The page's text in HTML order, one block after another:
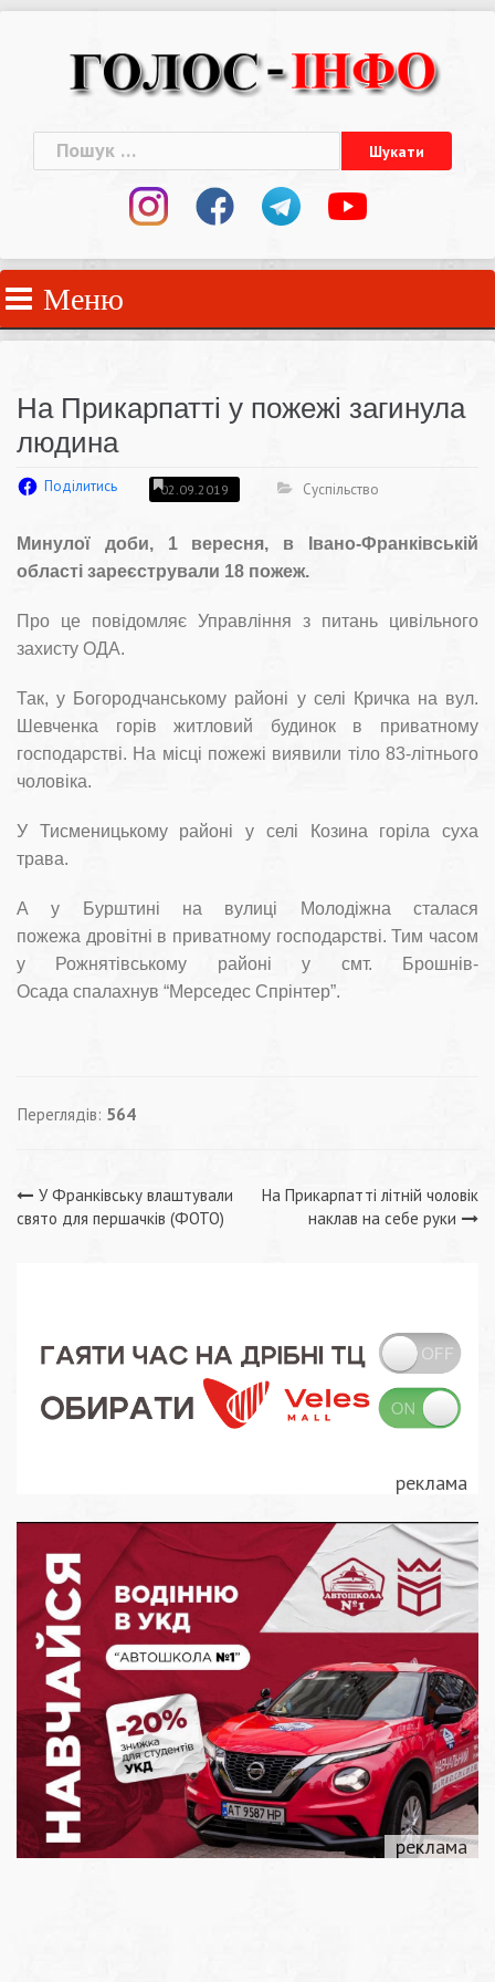
Пошук:
Меню
На Прикарпатті у пожежі загинула
людина
Поділитись 02.09.2019 Суспільство
Минулої доби, 1 вересня, в Івано-Франківській
області зареєстрували 18 пожеж.
Про це повідомляє Управління з питань цивільного
захисту ОДА.
Так, у Богородчанському районі у селі Кричка на вул.
Шевченка горів житловий будинок в приватному
господарстві. На місці пожежі виявили тіло 83-літнього
чоловіка.
У Тисменицькому районі у селі Козина горіла суха
трава.
А у Бурштині на вулиці Молодіжна сталася
пожежа дровітні в приватному господарстві. Тим часом
у Рожнятівському районі у смт. Брошнів-
Осада спалахнув “Мерседес Спрінтер”.
Переглядів: 564
Навігація
У Франківську влаштували
свято для першачків (ФОТО)
На Прикарпатті літній чоловік
наклав на себе руки